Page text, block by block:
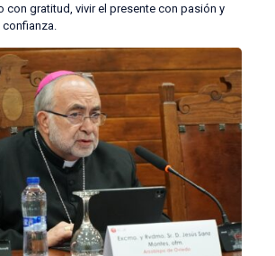
con gratitud, vivir el presente con pasión y